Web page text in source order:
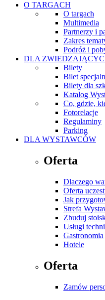
O TARGACH
O targach
Multimedia
Partnerzy i
Zakres
Podróż i
DLA
Bilety
Bilet
Bilety dla
Katalog
Co, gdzie,
Fotorelacje
Regulaminy
Parking
DLA WYSTAWCÓW
Oferta
Dlaczego
Oferta
Jak
Strefa
Zbuduj
Usługi
Gastronomia
Hotele
Oferta
Zamów